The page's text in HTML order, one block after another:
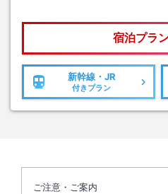
宿泊プラ
新幹線・JR
付きプラン
ご注意・ご案内